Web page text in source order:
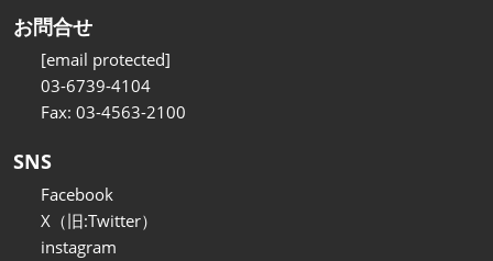
お問合せ
[email protected]
03-6739-4104
Fax: 03-4563-2100
SNS
Facebook
X（旧:Twitter）
instagram